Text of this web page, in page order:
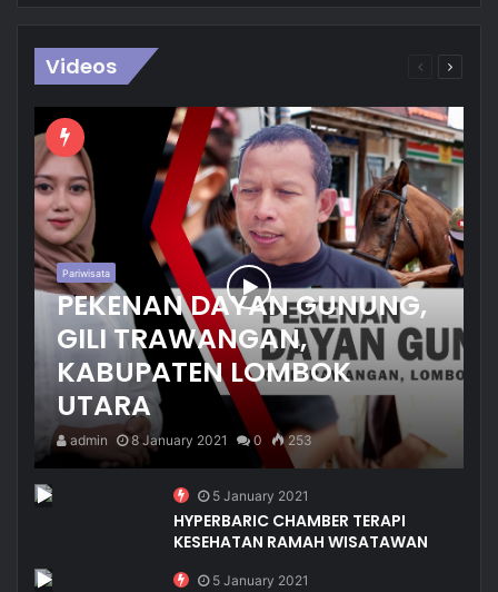
Videos
Previous
Pariwisata
PEKENAN DAYAN GUNUNG,
GILI TRAWANGAN,
KABUPATEN LOMBOK
UTARA
admin 8 January 2021 0 253
5 January 2021
HYPERBARIC CHAMBER TERAPI
KESEHATAN RAMAH WISATAWAN
5 January 2021